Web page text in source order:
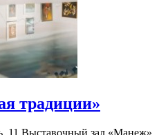
традиции»
11 Выставочный зал «Манеж»